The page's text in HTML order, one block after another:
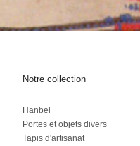
Notre collection
Hanbel
Portes et objets divers
Tapis d'artisanat